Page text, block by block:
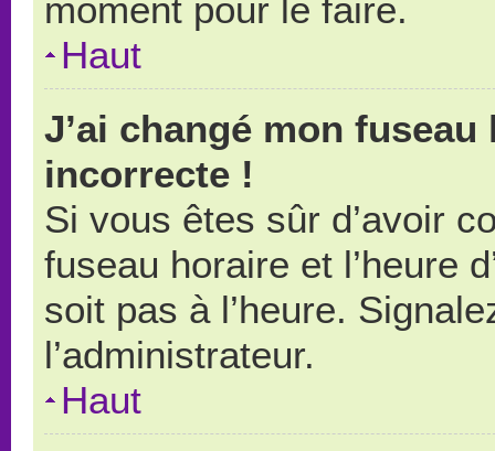
moment pour le faire.
Haut
J’ai changé mon
incorrecte !
Si vous êtes sûr d’avoir
fuseau horaire et l’heure
soit pas à l’heure.
l’administrateur.
Haut